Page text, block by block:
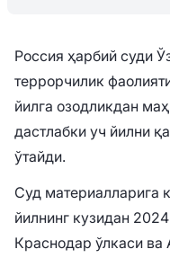
Россия ҳарбий суди
террорчилик
йилга озодликдан
дастлабки уч йилни
ўтайди.
Суд материалларига
йилнинг кузидан
Краснодар ўлкаси ва